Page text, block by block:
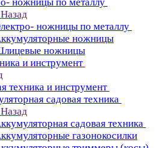
Назад
ножницы по металлу
ножницы
ножницы
и инструмент
техника и инструмент
садовая техника
Назад
садовая техника
газонокосилки